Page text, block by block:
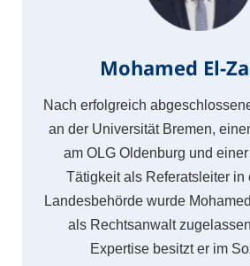
Mohamed El-
Nach erfolgreich
an der Universität Bremen,
am OLG Oldenburg und
Tätigkeit als Referatsleiter in
Landesbehörde wurde
als Rechtsanwalt
Expertise besitzt er im